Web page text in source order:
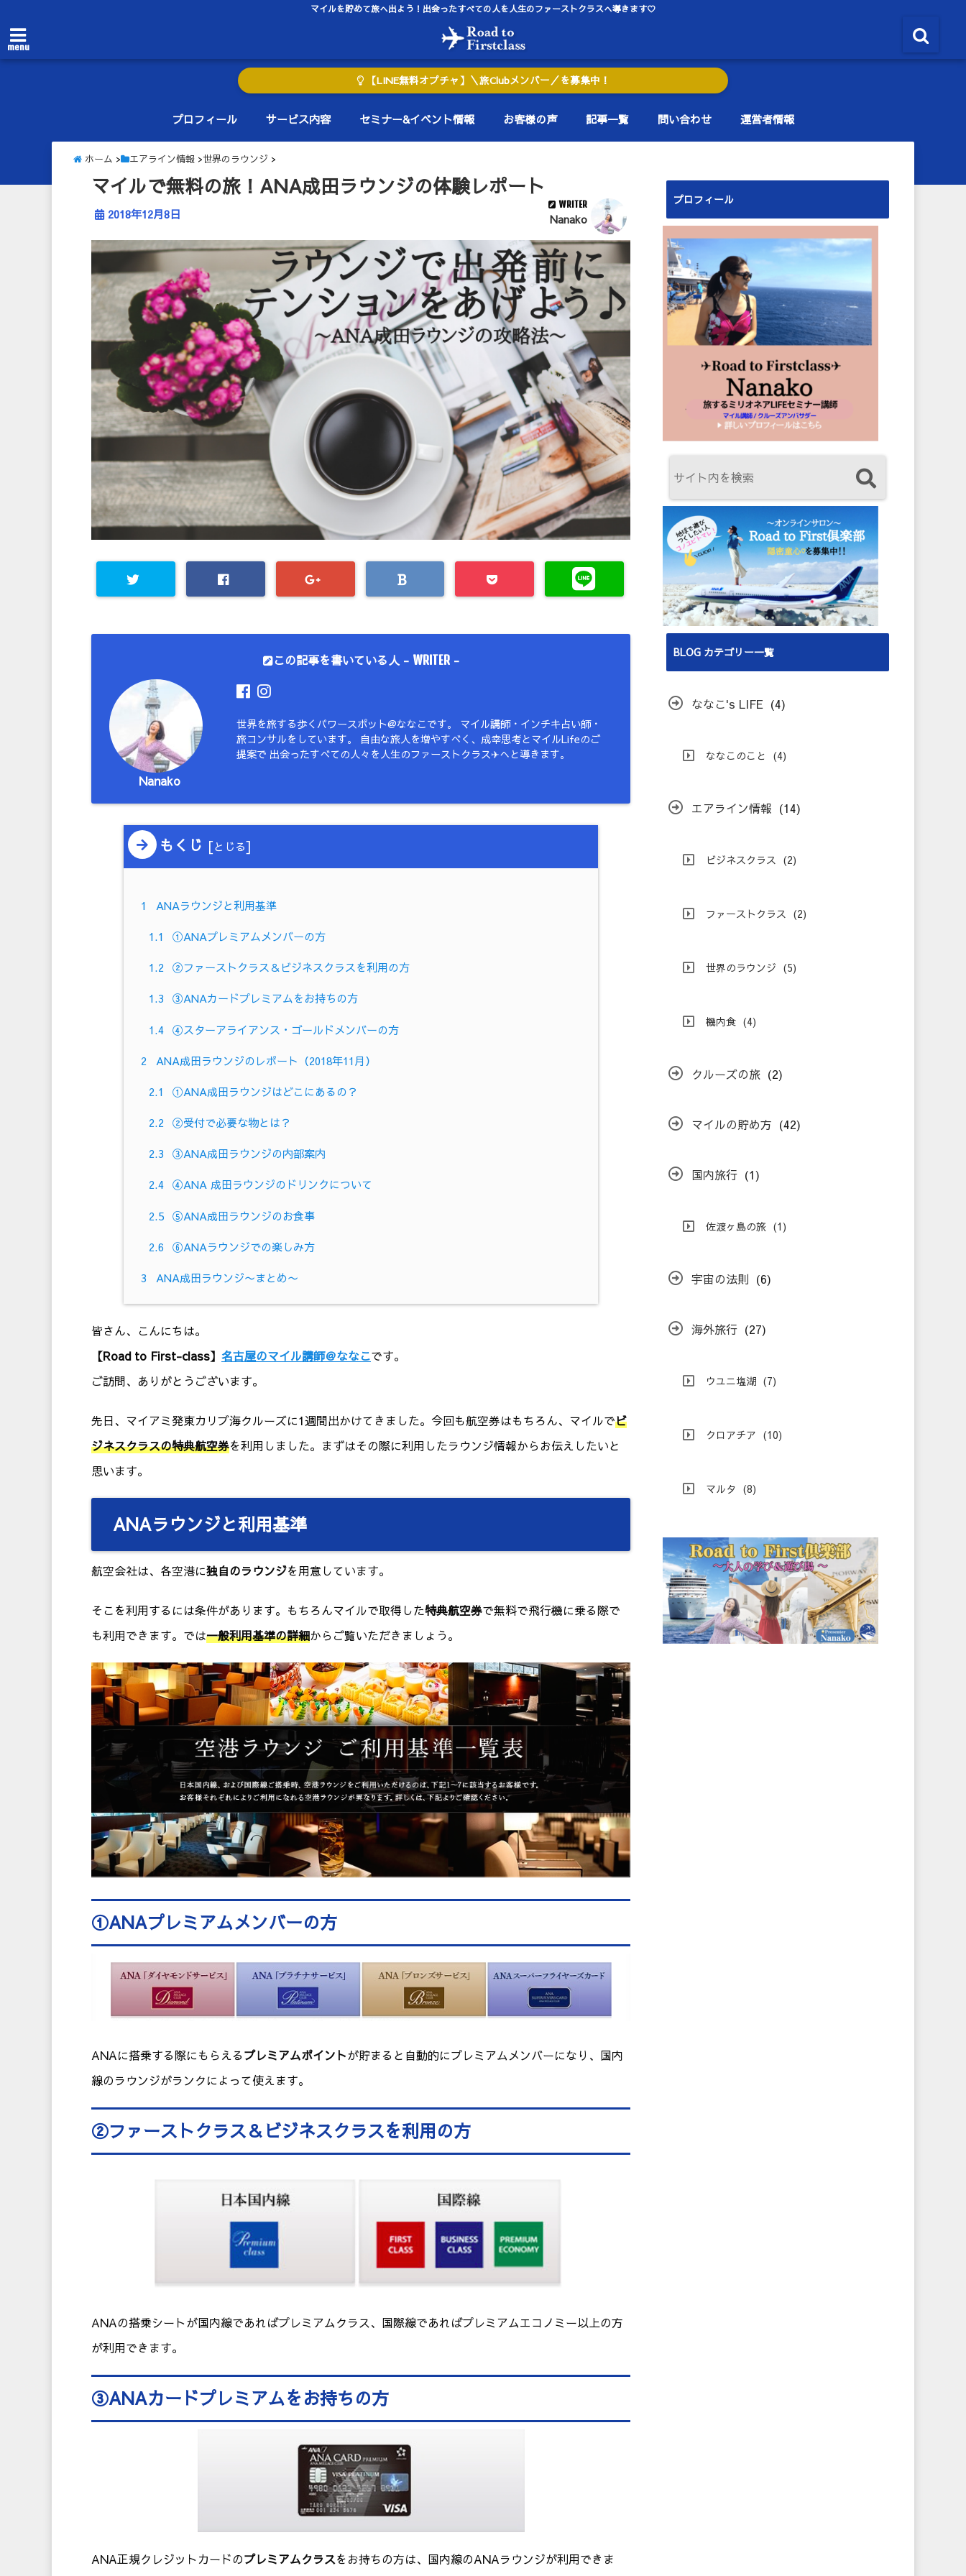
マイルを貯めて旅へ出よう！出会ったすべての人を人生のファーストクラスへ導きます♡
menu
【LINE無料オプチャ】＼旅Clubメンバー／を募集中！
プロフィール サービス内容 セミナー&イベント情報 お客様の声 記事一覧 問い合わせ 運営者情報
ホーム > エアライン情報 >世界のラウンジ >
マイルで無料の旅！ANA成田ラウンジの体験レポート
2018年12月8日
WRITER
Nanako
この記事を書いている人 - WRITER-
Nanako
世界を旅する歩くパワースポット@ななこです。 マイル講師・インチキ占い師・
旅コンサルをしています。 自由な旅人を増やすべく、成幸思考とマイルLifeのご
提案で 出会ったすべての人々を人生のファーストクラス✈︎へと導きます。
もくじ [とじる]
1 ANAラウンジと利用基準
1.1 ①ANAプレミアムメンバーの方
1.2 ②ファーストクラス＆ビジネスクラスを利用の方
1.3 ③ANAカードプレミアムをお持ちの方
1.4 ④スターアライアンス・ゴールドメンバーの方
2 ANA成田ラウンジのレポート（2018年11月）
2.1 ①ANA成田ラウンジはどこにあるの？
2.2 ②受付で必要な物とは？
2.3 ③ANA成田ラウンジの内部案内
2.4 ④ANA 成田ラウンジのドリンクについて
2.5 ⑤ANA成田ラウンジのお食事
2.6 ⑥ANAラウンジでの楽しみ方
3 ANA成田ラウンジ〜まとめ〜
皆さん、こんにちは。
【Road to First-class】 名古屋のマイル講師＠ななこです。
ご訪問、ありがとうございます。
先日、マイアミ発東カリブ海クルーズに1週間出かけてきました。今回も航空券はもちろん、マイルでビ
ジネスクラスの特典航空券を利用しました。まずはその際に利用したラウンジ情報からお伝えしたいと
思います。
ANAラウンジと利用基準
航空会社は、各空港に独自のラウンジを用意しています。
そこを利用するには条件があります。もちろんマイルで取得した特典航空券で無料で飛行機に乗る際で
も利用できます。では一般利用基準の詳細からご覧いただきましょう。
①ANAプレミアムメンバーの方
ANAに搭乗する際にもらえるプレミアムポイントが貯まると自動的にプレミアムメンバーになり、国内
線のラウンジがランクによって使えます。
②ファーストクラス＆ビジネスクラスを利用の方
ANAの搭乗シートが国内線であればプレミアムクラス、国際線であればプレミアムエコノミー以上の方
が利用できます。
③ANAカードプレミアムをお持ちの方
ANA正規クレジットカードのプレミアムクラスをお持ちの方は、国内線のANAラウンジが利用できま
プロフィール
BLOG カテゴリー一覧
ななこ's LIFE (4)
ななこのこと (4)
エアライン情報 (14)
ビジネスクラス (2)
ファーストクラス (2)
世界のラウンジ (5)
機内食 (4)
クルーズの旅 (2)
マイルの貯め方 (42)
国内旅行 (1)
佐渡ヶ島の旅 (1)
宇宙の法則 (6)
海外旅行 (27)
ウユニ塩湖 (7)
クロアチア (10)
マルタ (8)